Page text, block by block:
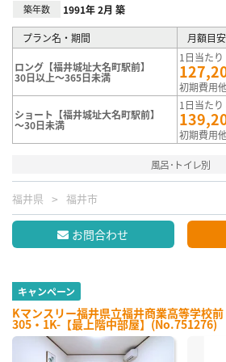
築年数 1991年 2月 築
プラン名・期間 月額目安
ロング【福井城址大名町駅前】
30日以上～365日未満
1日当た
初期費用
ショート【福井城址大名町駅前】
～30日未満
1日当た
初期費用
風呂･トイレ別
福井県 福井市
お問合わせ
キャンペーン
Kマンスリー福井県立福井商業高等学校前
305・1K-【最上階中部屋】(No.751276)